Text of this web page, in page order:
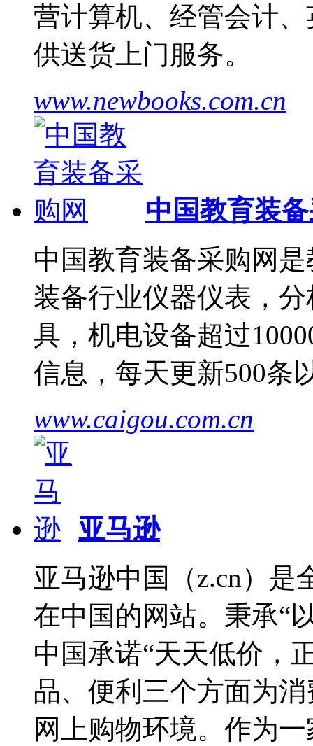
营计算机、经管会计
供送货上门服务。
www.newbooks.com.cn
中国教育装
中国教育装备采购网
装备行业仪器仪表，
具，机电设备超过
信息，每天更新500条
www.caigou.com.cn
亚马逊
亚马逊中国（z.cn）是
在中国的网站。秉承“
中国承诺“天天低价，
品、便利三个方面为
网上购物环境。作为